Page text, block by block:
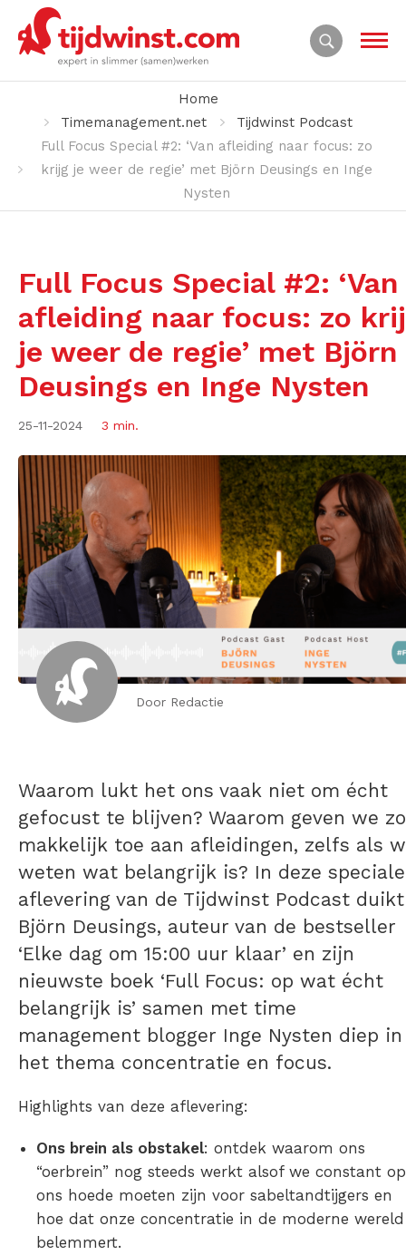
Home
Timemanagement.net
Tijdwinst Podcast
Full Focus Special #2: ‘Van afleiding naar focus: zo
krijg je weer de regie’ met Björn Deusings en Inge
Nysten
Full Focus Special #2: ‘Van
afleiding naar focus: zo
je weer de regie’ met Björn
Deusings en Inge Nysten
25-11-2024 3 min.
Door Redactie
Waarom lukt het ons vaak niet om écht
gefocust te blijven? Waarom geven we zo
makkelijk toe aan afleidingen, zelfs als
weten wat belangrijk is? In deze speciale
aflevering van de Tijdwinst Podcast duikt
Björn Deusings, auteur van de bestseller
‘Elke dag om 15:00 uur klaar’ en zijn
nieuwste boek ‘Full Focus: op wat écht
belangrijk is’ samen met time
management blogger Inge Nysten diep in
het thema concentratie en focus.
Highlights van deze aflevering:
Ons brein als obstakel: ontdek waarom ons
“oerbrein” nog steeds werkt alsof we constant op
ons hoede moeten zijn voor sabeltandtijgers en
hoe dat onze concentratie in de moderne wereld
belemmert.